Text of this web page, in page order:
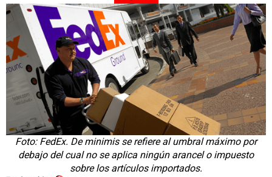
Foto: FedEx. De minimis se refiere al umbral máximo por
debajo del cual no se aplica ningún arancel o impuesto
sobre los artículos importados.